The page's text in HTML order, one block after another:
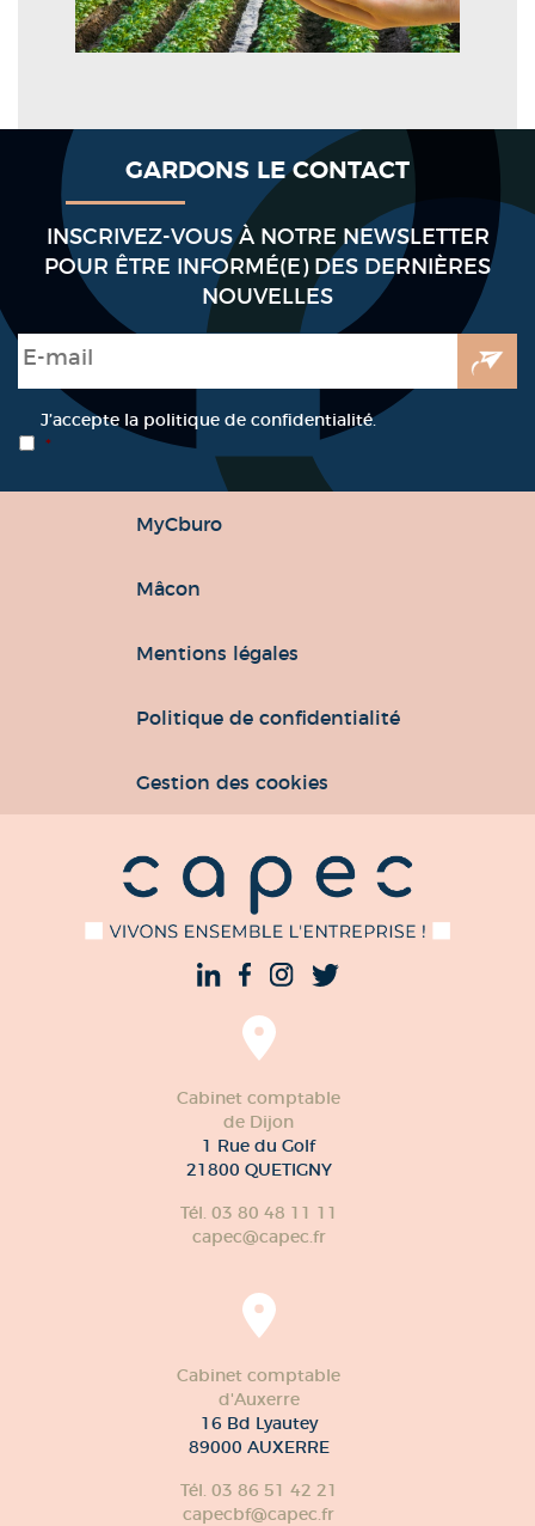
GARDONS LE CONTACT
INSCRIVEZ-VOUS À NOTRE NEWSLETTER
POUR ÊTRE INFORMÉ(E) DES DERNIÈRES
NOUVELLES
E-mail
RGPD *
J’accepte la politique de confidentialité.
*
MyCburo
Mâcon
Mentions légales
Politique de confidentialité
Gestion des cookies
Cabinet comptable
de Dijon
1 Rue du Golf
21800 QUETIGNY
Tél. 03 80 48 11 11
capec@capec.fr
Cabinet comptable
d'Auxerre
16 Bd Lyautey
89000 AUXERRE
Tél. 03 86 51 42 21
capecbf@capec.fr